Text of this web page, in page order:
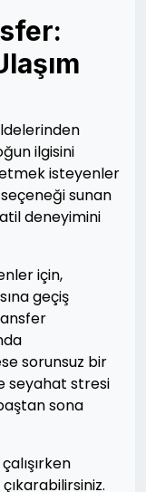
ilgisini
isteyenler
sunan
deneyimini
için,
geçiş
sorunsuz bir
seyahat stresi
sona